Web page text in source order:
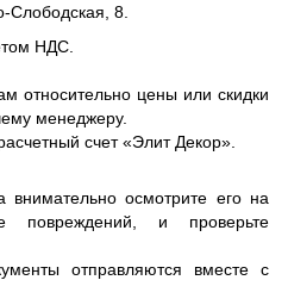
Слободская, 8.
НДС.
относительно цены или скидки
менеджеру.
счет «Элит Декор».
внимательно осмотрите его на
повреждений, и проверьте
отправляются вместе с